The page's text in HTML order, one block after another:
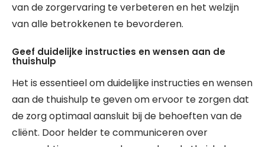
van de zorgervaring te verbeteren en het welzijn
van alle betrokkenen te bevorderen.
Geef duidelijke instructies en wensen aan de
thuishulp
Het is essentieel om duidelijke instructies en wensen
aan de thuishulp te geven om ervoor te zorgen dat
de zorg optimaal aansluit bij de behoeften van de
cliënt. Door helder te communiceren over